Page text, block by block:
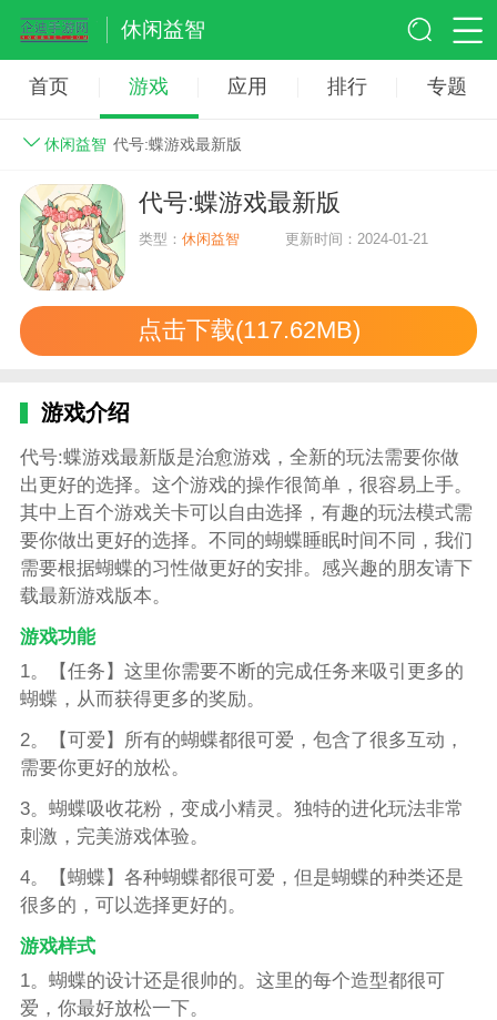
休闲益智
首页 游戏 应用 排行 专题
休闲益智 代号:蝶游戏最新版
代号:蝶游戏最新版
类型：休闲益智 更新时间：2024-01-21
点击下载(117.62MB)
游戏介绍
代号:蝶游戏最新版是治愈游戏，全新的玩法需要你做
出更好的选择。这个游戏的操作很简单，很容易上手。
其中上百个游戏关卡可以自由选择，有趣的玩法模式需
要你做出更好的选择。不同的蝴蝶睡眠时间不同，我们
需要根据蝴蝶的习性做更好的安排。感兴趣的朋友请下
载最新游戏版本。
游戏功能
1。【任务】这里你需要不断的完成任务来吸引更多的
蝴蝶，从而获得更多的奖励。
2。【可爱】所有的蝴蝶都很可爱，包含了很多互动，
需要你更好的放松。
3。蝴蝶吸收花粉，变成小精灵。独特的进化玩法非常
刺激，完美游戏体验。
4。【蝴蝶】各种蝴蝶都很可爱，但是蝴蝶的种类还是
很多的，可以选择更好的。
游戏样式
1。蝴蝶的设计还是很帅的。这里的每个造型都很可
爱，你最好放松一下。